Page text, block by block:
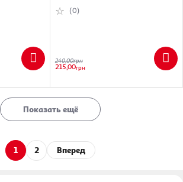
(0)
240,00грн
215,00грн
Показать ещё
1 2 Вперед